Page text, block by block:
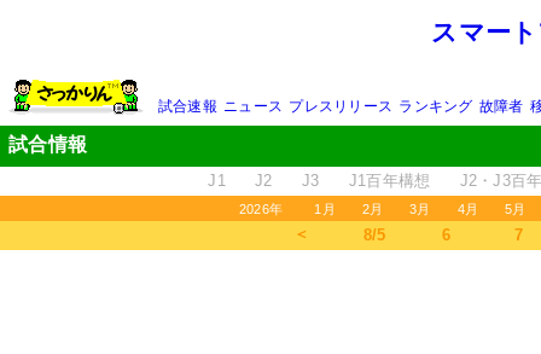
スマー
試合速報 ニュース プレスリリース ランキング 故障者
試合情報
J1 J2 J3 J1百年構想 J2・J3百
2026年 1月 2月 3月 4月 5月
＜ 8/5 6 7